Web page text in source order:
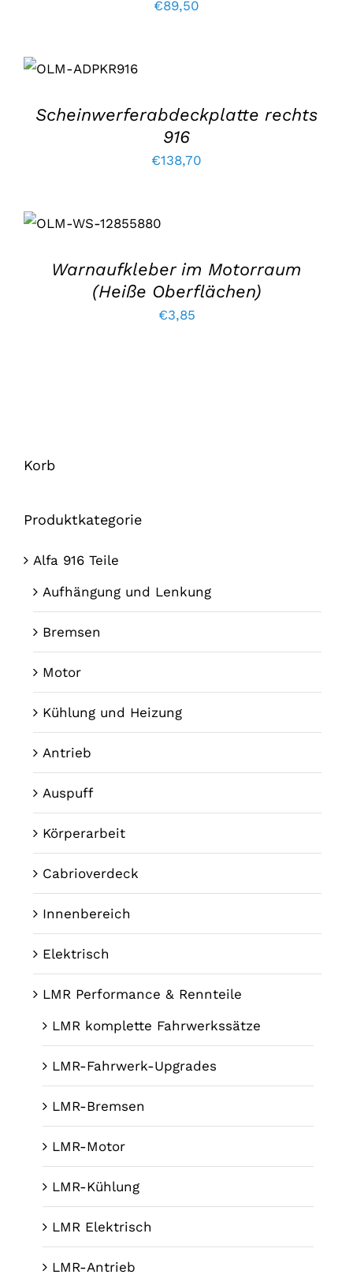
€89,50
WARENKORB
Scheinwerferabdeckplatte rechts
916
€138,70
WARENKORB
Warnaufkleber im Motorraum
(Heiße Oberflächen)
€3,85
Korb
Produktkategorie
Alfa 916 Teile
Aufhängung und Lenkung
Bremsen
Motor
Kühlung und Heizung
Antrieb
Auspuff
Körperarbeit
Cabrioverdeck
Innenbereich
Elektrisch
LMR Performance & Rennteile
LMR komplette Fahrwerkssätze
LMR-Fahrwerk-Upgrades
LMR-Bremsen
LMR-Motor
LMR-Kühlung
LMR Elektrisch
LMR-Antrieb